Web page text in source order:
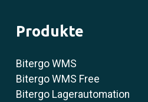
Produkte
Bitergo WMS
Bitergo WMS Free
Bitergo Lagerautomation